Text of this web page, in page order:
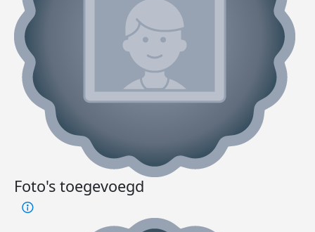
Foto's toegevoegd